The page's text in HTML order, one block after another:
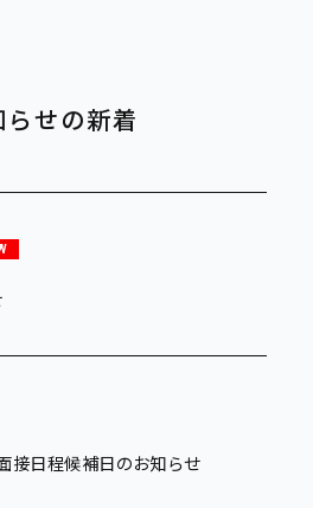
らせの新着
接日程候補日のお知らせ